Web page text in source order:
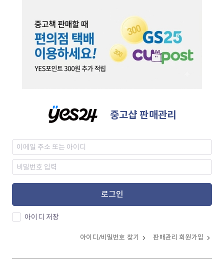
중고샵 판매관리
로그인
아이디 저장
아이디/비밀번호 찾기 판매관리 회원가입